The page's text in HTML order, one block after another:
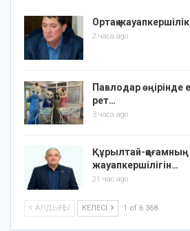
Ортақ
2 часа ago
Павлодар
рет…
3 часа ago
Құрылтай-қоғамның
жауапкершілігін…
21 час ago
АЛДЫҢҒЫ КЕЛЕСІ 1 of 6 368